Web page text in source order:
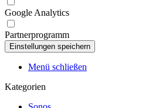
Google Analytics
Partnerprogramm
Menü schließen
Kategorien